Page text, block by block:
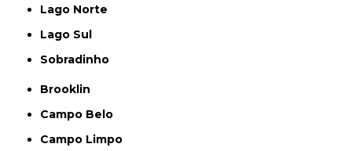
Lago Norte
Lago Sul
Sobradinho
Brooklin
Campo Belo
Campo Limpo